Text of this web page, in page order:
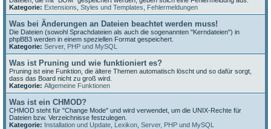
Kategorie: Extensions Styles und Templates Fehlermeldungen
Was bei Änderungen an Dateien beachtet werden muss!
Die Dateien (sowohl Sprachdateien als auch die sogenannten "Kerndateien") in
phpBB3 werden in einem speziellen Format gespeichert.
Kategorie: Server, PHP und MySQL
Was ist Pruning und wie funktioniert es?
Pruning ist eine Funktion, die ältere Themen automatisch löscht und so dafür sorgt,
dass das Board nicht zu groß wird.
Kategorie: Allgemeine Funktionen
Was ist ein CHMOD?
CHMOD steht für "Change Mode" und wird verwendet, um die UNIX-Rechte für
Dateien bzw. Verzeichnisse festzulegen.
Kategorie: Installation und Update Lexikon Server, PHP und MySQL